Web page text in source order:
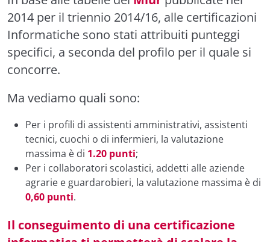
2014 per il triennio 2014/16, alle certificazioni
Informatiche sono stati attribuiti punteggi
specifici, a seconda del profilo per il quale si
concorre.
Ma vediamo quali sono:
Per i profili di assistenti amministrativi, assistenti
tecnici, cuochi o di infermieri, la valutazione
massima è di 1.20 punti;
Per i collaboratori scolastici, addetti alle aziende
agrarie e guardarobieri, la valutazione massima è di
0,60 punti.
Il conseguimento di una certificazione